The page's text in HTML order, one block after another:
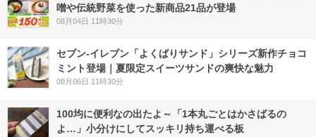
噌や伝統野菜を使った新商品21品が登場
08月04日 11時30分
セブン‐イレブン「よくばりサンド」シリーズ新作チョコ
ミント登場｜夏限定スイーツサンドの爽快な魅力
08月06日 11時30分
100均に便利なの出たよ～「1本丸ごとはかさばるの
よ…」小分けにしてスッキリ持ち運べる板